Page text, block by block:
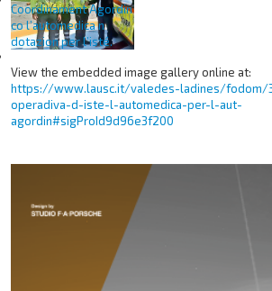
View the embedded image gallery online at:
https://www.lausc.it/valedes-ladines/fodom/
operadiva-d-iste-l-automedica-per-l-aut-
agordin#sigProId9d96e3f200